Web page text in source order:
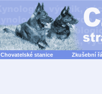
Chovatelské stanice Zkušební